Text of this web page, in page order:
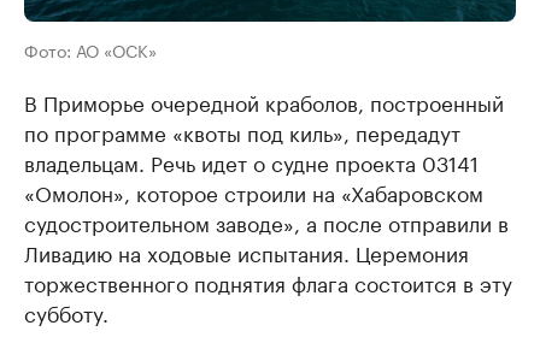
Фото: АО «ОСК»
В Приморье очередной краболов, построенный
по программе «квоты под киль», передадут
владельцам. Речь идет о судне проекта 03141
«Омолон», которое строили на «Хабаровском
судостроительном заводе», а после отправили в
Ливадию на ходовые испытания. Церемония
торжественного поднятия флага состоится в эту
субботу.